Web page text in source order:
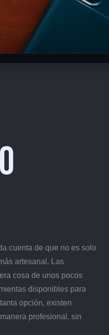
cuenta de que no es solo
artesanal. Las
cosa de unos pocos
disponibles para
opción, existen
profesional, sin